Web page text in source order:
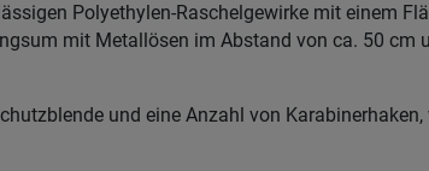
Polyethylen-Raschelgewirke mit einem
mit Metallösen im Abstand von ca. 50 cm
und eine Anzahl von Karabinerhaken,